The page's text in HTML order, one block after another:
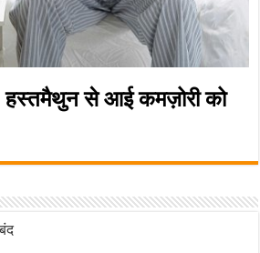
से आई कमज़ोरी को